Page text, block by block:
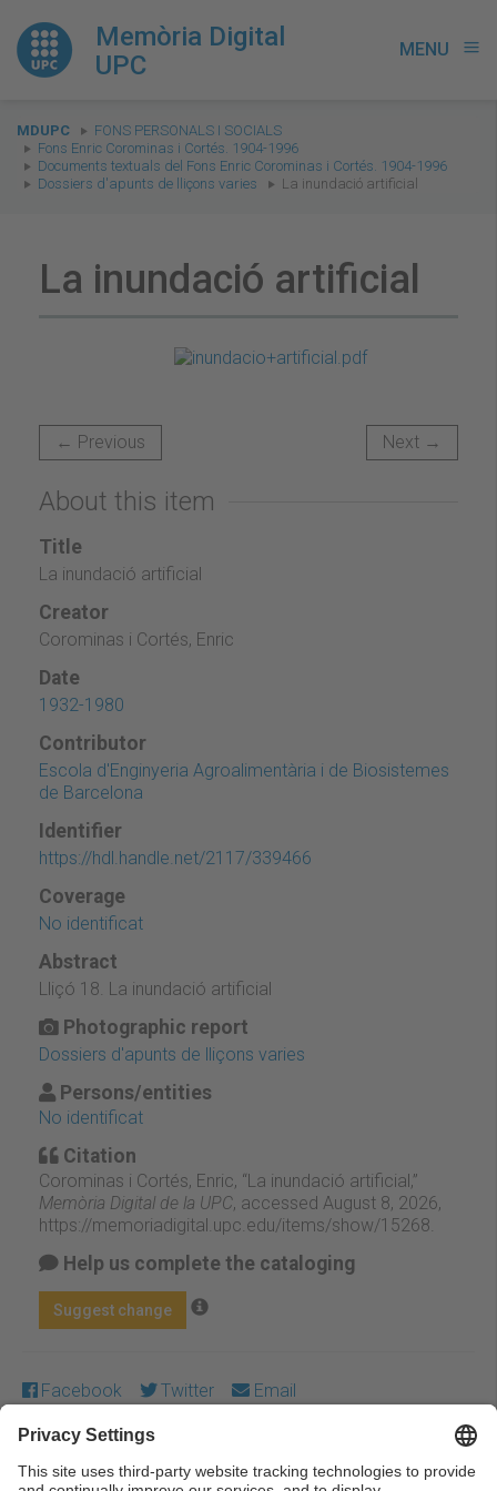
Memòria Digital
UPC
MENU menu
You
are
here:
MDUPC
FONS PERSONALS I SOCIALS
Fons Enric Corominas i Cortés. 1904-1996
Documents textuals del Fons Enric Corominas i Cortés. 1904-1996
Dossiers d'apunts de lliçons varies
La inundació artificial
La inundació artificial
← Previous Next →
About this item
Title
La inundació artificial
Creator
Corominas i Cortés, Enric
Date
1932-1980
Contributor
Escola d'Enginyeria Agroalimentària i de Biosistemes
de Barcelona
Identifier
https://hdl.handle.net/2117/339466
Coverage
No identificat
Abstract
Lliçó 18. La inundació artificial
Photographic report
Dossiers d'apunts de lliçons varies
Persons/entities
No identificat
Citation
Corominas i Cortés, Enric, “La inundació artificial,”
Memòria Digital de la UPC, accessed August 8, 2026,
https://memoriadigital.upc.edu/items/show/15268
Help us complete the cataloging
Suggest change
Facebook Twitter Email